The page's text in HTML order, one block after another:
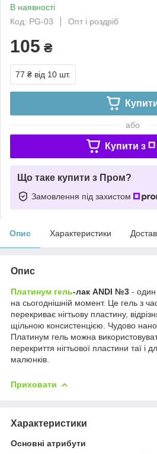
В наявності
Код: PG-03
Опт і роздріб
105 ₴
77 ₴ від 10 шт.
або
Купити з
Що таке купити з Пром?
Замовлення під захистом
Опис Характеристики
Опис
Платинум гель-лак ANDI №3 - один
на сьогоднішній момент. Це гель з
перекриває нігтьову пластину,
щільною консистенцією. Чудово
Платинум гель можна
перекриття нігтьової пластини таї і
малюнків.
Приховати
Характеристики
Основні атрибути